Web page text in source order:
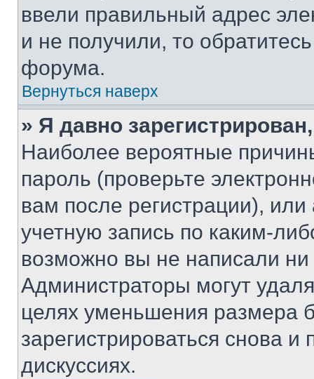
ввели правильный адрес
и не получили, то
форума.
Вернуться наверх
» Я давно
Наиболее вероятные
пароль (проверьте
вам после регистрации),
учетную запись по каким-
возможно вы не написали
Администраторы могут
целях уменьшения размера
зарегистрироваться снова и
дискуссиях.